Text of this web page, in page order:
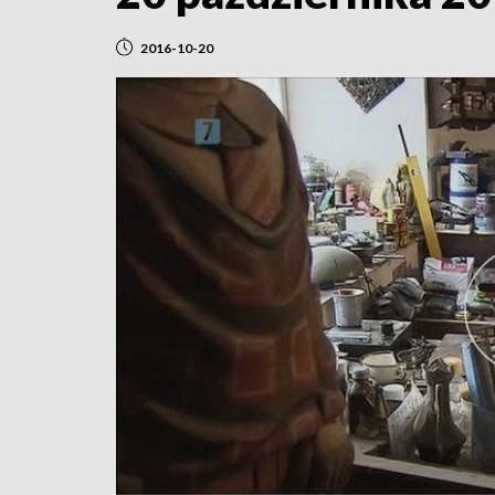
2016-10-20